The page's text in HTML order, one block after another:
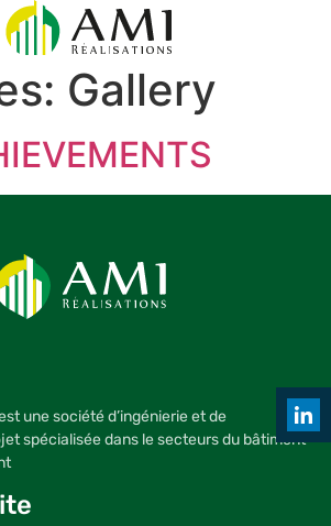
Gallery
une société d’ingénierie et de
spécialisée dans le secteurs du bâtiment